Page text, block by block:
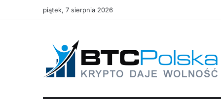
piątek, 7 sierpnia 2026